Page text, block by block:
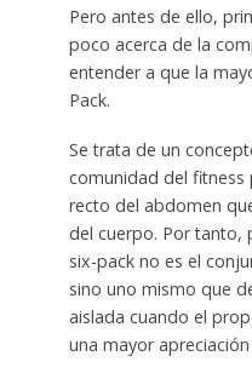
Pero antes de ello,
poco acerca de la
entender a que la
Pack.
Se trata de un
comunidad del fitness
recto del abdomen
del cuerpo. Por tanto,
six-pack no es el
sino uno mismo que
aislada cuando el
una mayor